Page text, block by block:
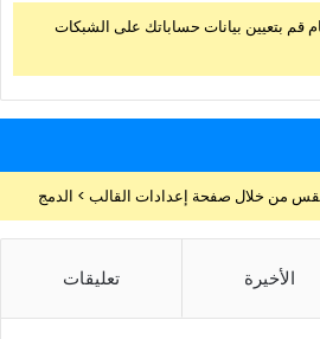
قم بتعيين بيانات حساباتك على الشبكات
الأخيرة تعليقات